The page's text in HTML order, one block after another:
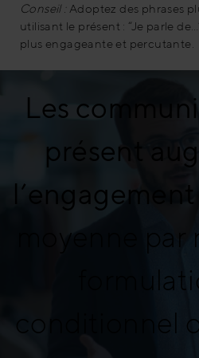
Conseil :Adoptez des phrases
utilisant le présent : “Je parle
plus engageante et percutante.
Les
présent
l’engagement
moyenne
conditionnel